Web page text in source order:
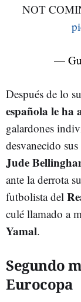
NOT
—
Después de lo
española le ha
galardones
desvanecido
Jude
ante la derrota
futbolista del
culé llamado a
Yamal.
Segundo
Eurocopa